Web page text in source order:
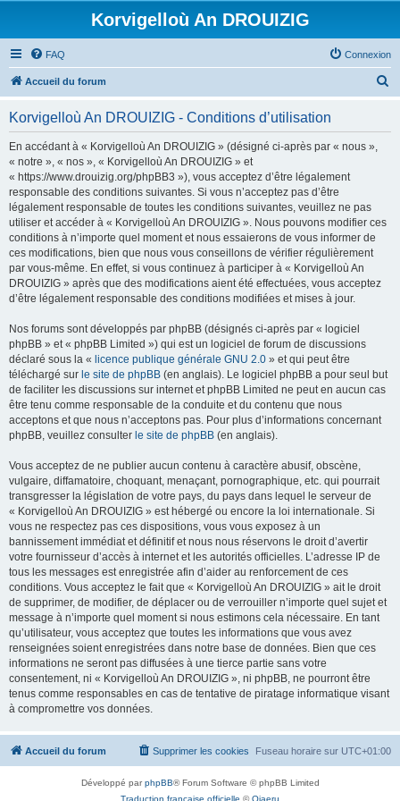
Korvigelloù An DROUIZIG
FAQ Connexion
Accueil du forum
Korvigelloù An DROUIZIG - Conditions d’utilisation
En accédant à « Korvigelloù An DROUIZIG » (désigné ci-après par « nous »,
« notre », « nos », « Korvigelloù An DROUIZIG » et
« https://www.drouizig.org/phpBB3 »), vous acceptez d’être légalement
responsable des conditions suivantes. Si vous n’acceptez pas d’être
légalement responsable de toutes les conditions suivantes, veuillez ne pas
utiliser et accéder à « Korvigelloù An DROUIZIG ». Nous pouvons modifier ces
conditions à n’importe quel moment et nous essaierons de vous informer de
ces modifications, bien que nous vous conseillons de vérifier régulièrement
par vous-même. En effet, si vous continuez à participer à « Korvigelloù An
DROUIZIG » après que des modifications aient été effectuées, vous acceptez
d’être légalement responsable des conditions modifiées et mises à jour.
Nos forums sont développés par phpBB (désignés ci-après par « logiciel
phpBB » et « phpBB Limited ») qui est un logiciel de forum de discussions
déclaré sous la « licence publique générale GNU 2.0 » et qui peut être
téléchargé sur le site de phpBB (en anglais). Le logiciel phpBB a pour seul but
de faciliter les discussions sur internet et phpBB Limited ne peut en aucun cas
être tenu comme responsable de la conduite et du contenu que nous
acceptons et que nous n’acceptons pas. Pour plus d’informations concernant
phpBB, veuillez consulter le site de phpBB (en anglais).
Vous acceptez de ne publier aucun contenu à caractère abusif, obscène,
vulgaire, diffamatoire, choquant, menaçant, pornographique, etc. qui pourrait
transgresser la législation de votre pays, du pays dans lequel le serveur de
« Korvigelloù An DROUIZIG » est hébergé ou encore la loi internationale. Si
vous ne respectez pas ces dispositions, vous vous exposez à un
bannissement immédiat et définitif et nous nous réservons le droit d’avertir
votre fournisseur d’accès à internet et les autorités officielles. L’adresse IP de
tous les messages est enregistrée afin d’aider au renforcement de ces
conditions. Vous acceptez le fait que « Korvigelloù An DROUIZIG » ait le droit
de supprimer, de modifier, de déplacer ou de verrouiller n’importe quel sujet et
message à n’importe quel moment si nous estimons cela nécessaire. En tant
qu’utilisateur, vous acceptez que toutes les informations que vous avez
renseignées soient enregistrées dans notre base de données. Bien que ces
informations ne seront pas diffusées à une tierce partie sans votre
consentement, ni « Korvigelloù An DROUIZIG », ni phpBB, ne pourront être
tenus comme responsables en cas de tentative de piratage informatique visant
à compromettre vos données.
Accueil du forum Fuseau horaire sur UTC+01:00
Supprimer les cookies
Développé parphpBB® Forum Software © phpBB Limited
Traduction française officielle ©Qiaeru